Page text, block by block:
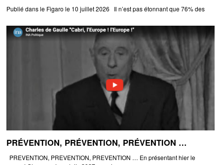
Publié dans le Figaro le 10 juillet 2026 Il n’est pas étonnant que 76% des
PRÉVENTION, PRÉVENTION, PRÉVENTION …
PREVENTION, PREVENTION, PREVENTION … En présentant hier le